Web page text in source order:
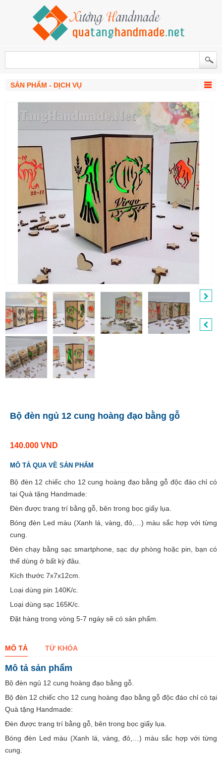
SẢN PHẨM - DỊCH VỤ
Bộ đèn ngủ 12 cung hoàng đạo bằng gỗ
140.000 VND
MÔ TẢ QUA VỀ SẢN PHẨM
Bộ đèn 12 chiếc cho 12 cung hoàng đạo bằng gỗ độc đáo chỉ có
tại Quà tặng Handmade:
Đèn được trang trí bằng gỗ, bên trong bọc giấy lụa.
Bóng đèn Led màu (Xanh lá, vàng, đỏ,…) màu sắc hợp với từng
cung.
Đèn chạy bằng sạc smartphone, sạc dự phòng hoặc pin, bạn có
thể dùng ở bất kỳ đâu.
Kích thước 7x7x12cm.
Loại dùng pin 140K/c.
Loại dùng sạc 165K/c.
Đặt hàng trong vòng 5-7 ngày sẽ có sản phẩm.
MÔ TẢ TỪ KHÓA
Mô tả sản phẩm
Bộ đèn ngủ 12 cung hoàng đạo bằng gỗ.
Bộ đèn 12 chiếc cho 12 cung hoàng đạo bằng gỗ độc đáo chỉ có tại
Quà tặng Handmade:
Đèn được trang trí bằng gỗ, bên trong bọc giấy lụa.
Bóng đèn Led màu (Xanh lá, vàng, đỏ,…) màu sắc hợp với từng
cung.